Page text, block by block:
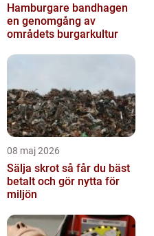
Hamburgare bandhagen
en genomgång av
områdets burgarkultur
08 maj 2026
Sälja skrot så får du bäst
betalt och gör nytta för
miljön